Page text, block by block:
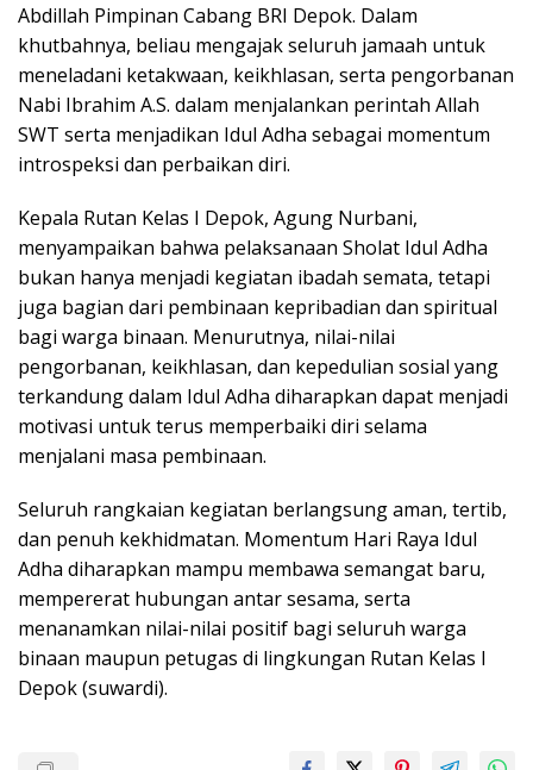
Abdillah Pimpinan Cabang BRI Depok. Dalam
khutbahnya, beliau mengajak seluruh jamaah untuk
meneladani ketakwaan, keikhlasan, serta pengorbanan
Nabi Ibrahim A.S. dalam menjalankan perintah Allah
SWT serta menjadikan Idul Adha sebagai momentum
introspeksi dan perbaikan diri.
Kepala Rutan Kelas I Depok, Agung Nurbani,
menyampaikan bahwa pelaksanaan Sholat Idul Adha
bukan hanya menjadi kegiatan ibadah semata, tetapi
juga bagian dari pembinaan kepribadian dan spiritual
bagi warga binaan. Menurutnya, nilai-nilai
pengorbanan, keikhlasan, dan kepedulian sosial yang
terkandung dalam Idul Adha diharapkan dapat menjadi
motivasi untuk terus memperbaiki diri selama
menjalani masa pembinaan.
Seluruh rangkaian kegiatan berlangsung aman, tertib,
dan penuh kekhidmatan. Momentum Hari Raya Idul
Adha diharapkan mampu membawa semangat baru,
mempererat hubungan antar sesama, serta
menanamkan nilai-nilai positif bagi seluruh warga
binaan maupun petugas di lingkungan Rutan Kelas I
Depok (suwardi).